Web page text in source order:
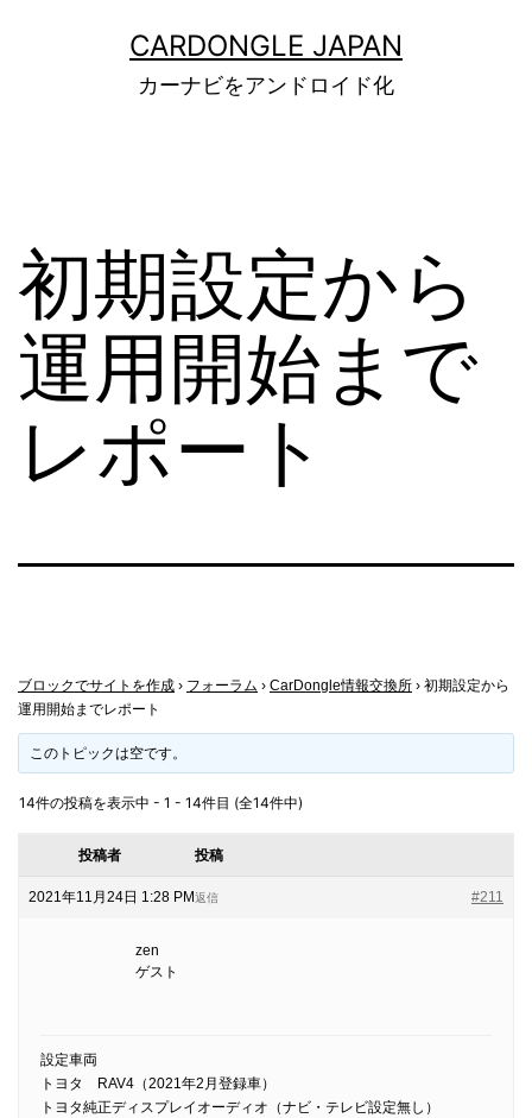
キ
CARDONGLE JAPAN
カーナビをアンドロイド化
初期設定から
運用開始まで
レポート
ブロックでサイトを作成 › フォーラム › CarDongle情報交換所 › 初期設定から
運用開始までレポート
このトピックは空です。
14件の投稿を表示中 - 1 - 14件目 (全14件中)
投稿者 投稿
2021年11月24日 1:28 PM #211
返信
zen
ゲスト
設定車両
トヨタ RAV4（2021年2月登録車）
トヨタ純正ディスプレイオーディオ（ナビ・テレビ設定無し）